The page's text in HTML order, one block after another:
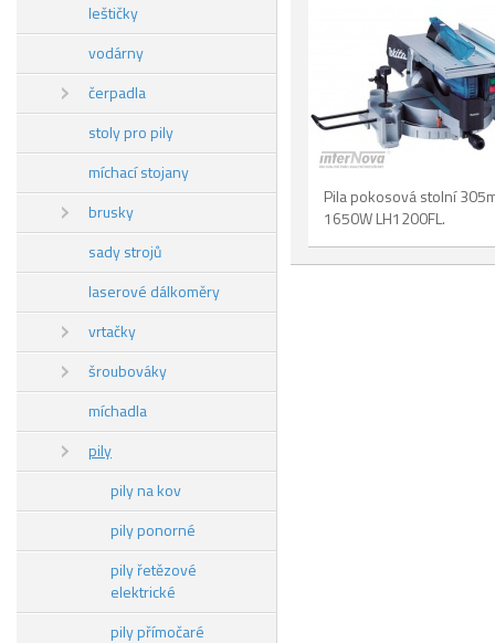
leštičky
vodárny
čerpadla
stoly pro pily
míchací stojany
brusky
sady strojů
laserové dálkoměry
vrtačky
šroubováky
míchadla
pily
pily na kov
pily ponorné
pily řetězové
elektrické
pily přímočaré
Pila pokosová stolní
1650W LH1200FL.